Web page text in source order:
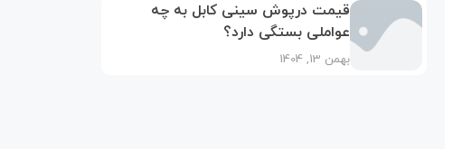
قیمت درپوش سینی کابل به چه
عواملی بستگی دارد؟
بهمن 13, 1404